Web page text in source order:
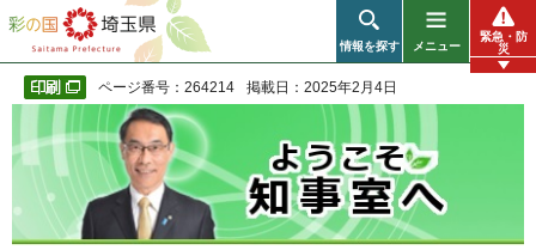
彩の国 埼玉県
情報を探す メニュー
緊急・防
災
ページ番号：264214 掲載日：2025年2月4日